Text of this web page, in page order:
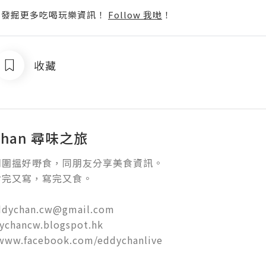
掘更多吃喝玩樂資訊！ Follow 我哋 ！
收藏
尋味之旅
：周圍搵好嘢食，同朋友分
又寫，寫完又食。
eddychanlive